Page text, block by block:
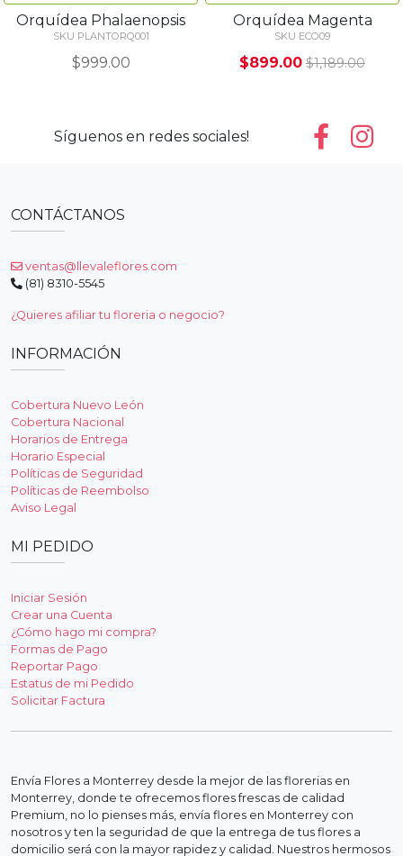
Orquídea Phalaenopsis
SKU PLANTORQ001
$999.00
Orquídea Magenta
SKU ECO09
$899.00 $1,189.00
Síguenos en redes sociales!
CONTÁCTANOS
ventas@llevaleflores.com
(81) 8310-5545
¿Quieres afiliar tu floreria o negocio?
INFORMACIÓN
Cobertura Nuevo León
Cobertura Nacional
Horarios de Entrega
Horario Especial
Políticas de Seguridad
Políticas de Reembolso
Aviso Legal
MI PEDIDO
Iniciar Sesión
Crear una Cuenta
¿Cómo hago mi compra?
Formas de Pago
Reportar Pago
Estatus de mi Pedido
Solicitar Factura
Envía Flores a Monterrey desde la mejor de las florerias en
Monterrey, donde te ofrecemos flores frescas de calidad
Premium, no lo pienses más, envía flores en Monterrey con
nosotros y ten la seguridad de que la entrega de tus flores a
domicilio será con la mayor rapidez y calidad. Nuestros hermosos